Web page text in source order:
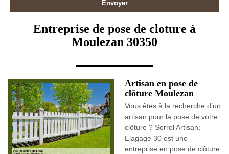
Entreprise de pose de cloture à
Moulezan 30350
Artisan en pose de
clôture Moulezan
Vous êtes à la recherche d’un
artisan pour la pose de votre
clôture ? Sorrel Artisan;
Elagage 30 est une
entreprise en pose de clôture